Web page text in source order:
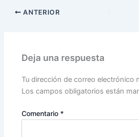
ANTERIOR
Deja una respuesta
Tu dirección de correo electrónico
Los campos obligatorios están
Comentario *